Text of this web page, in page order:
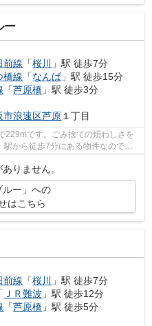
ー
前線 「桜川
」駅 徒歩7分
橋線 「なんば」駅 徒歩15分
「芦原橋 」駅 徒歩3分
市浪速区芦原 １丁目
229mです。ごみ捨ての煩わしさを
から徒歩7分にある物件なので、
りません。
ルー」への
はこちら
前線 「桜川 」駅 徒歩7分
「 ＪＲ難波 」駅 徒歩12分
「芦原橋 」駅 徒歩5分